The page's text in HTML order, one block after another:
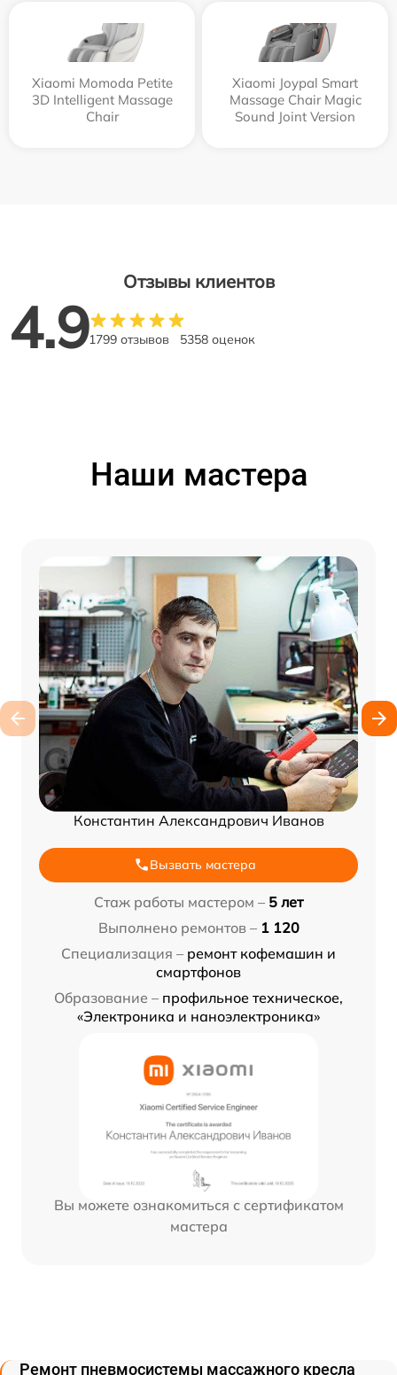
Xiaomi Momoda Petite
3D Intelligent Massage
Chair
Xiaomi Joypal Smart
Massage Chair Magic
Sound Joint Version
Отзывы клиентов
4.91799 отзывов 5358 оценок
Наши мастера
Константин Александрович Иванов
Вызвать мастера
Стаж работы мастером – 5 лет
Выполнено ремонтов – 1 120
Специализация – ремонт кофемашин и
смартфонов
Образование – профильное техническое,
«Электроника и наноэлектроника»
Вы можете ознакомиться с сертификатом
мастера
Ремонт пневмосистемы массажного кресла